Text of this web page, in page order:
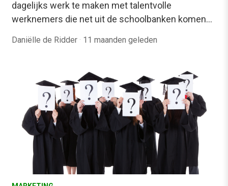
dagelijks werk te maken met talentvolle
werknemers die net uit de schoolbanken komen…
Daniëlle de Ridder · 11 maanden geleden